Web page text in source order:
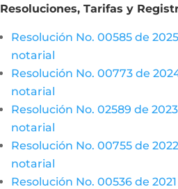
Resoluciones, Tarifas y
Resolución No. 00585 de
notarial
Resolución No. 00773 de
notarial
Resolución No. 02589 de
notarial
Resolución No. 00755 de
notarial
Resolución No. 00536 de